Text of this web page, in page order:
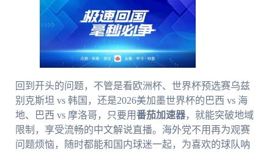
回到开头的问题，不管是看欧洲杯、世界杯预选赛乌兹
别克斯坦 vs 韩国，还是2026美加墨世界杯的巴西 vs 海
地、巴西 vs 摩洛哥，只要用番茄加速器，就能突破地域
限制，享受流畅的中文解说直播。海外党不用再为观赛
问题烦恼，随时都能和国内球迷一起，为喜欢的球队呐